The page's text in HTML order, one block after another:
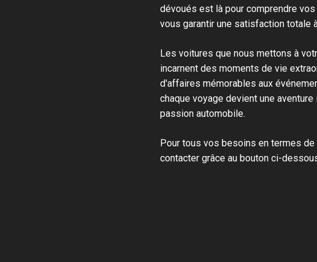
dévoués est là pour comprendre
vous garantir une satisfaction totale
Les voitures que nous mettons à
incarnent des moments de vie
d'affaires mémorables aux
chaque voyage devient une
passion automobile.
Pour tous vos besoins en termes de
contacter grâce au bouton ci-